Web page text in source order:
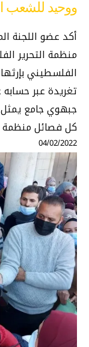
ووحيد للشعب
أكد عضو اللجنة
منظمة التحرير
الفلسطيني
تغريدة عبر
جبهوي جامع
كل فصائل منظمة
04/02/2022